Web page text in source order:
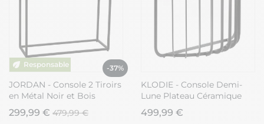
-37%
JORDAN - Console 2 Tiroirs
en Métal Noir et Bois
Recyclé
299,99 € 479,99 €
KLODIE - Console Demi-
Lune Plateau Céramique
Marbré Cadre Métal Gris
Anthracite
499,99 €